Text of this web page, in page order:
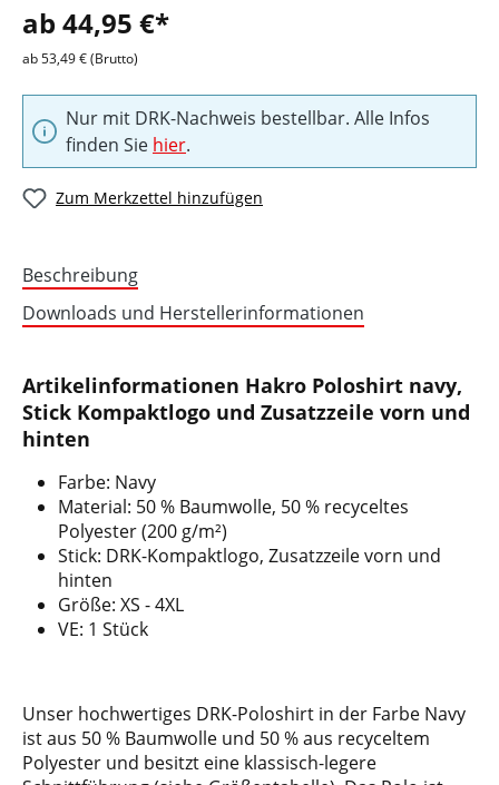
ab 44,95 €*
ab 53,49 € (Brutto)
Nur mit DRK-Nachweis bestellbar. Alle Infos
finden Sie hier.
Zum Merkzettel hinzufügen
Beschreibung
Downloads und Herstellerinformationen
Artikelinformationen Hakro Poloshirt navy,
Stick Kompaktlogo und Zusatzzeile vorn und
hinten
Farbe: Navy
Material: 50 % Baumwolle, 50 % recyceltes
Polyester (200 g/m²)
Stick: DRK-Kompaktlogo, Zusatzzeile vorn und
hinten
Größe: XS - 4XL
VE: 1 Stück
Unser hochwertiges DRK-Poloshirt in der Farbe Navy
ist aus 50 % Baumwolle und 50 % aus recyceltem
Polyester und besitzt eine klassisch-legere